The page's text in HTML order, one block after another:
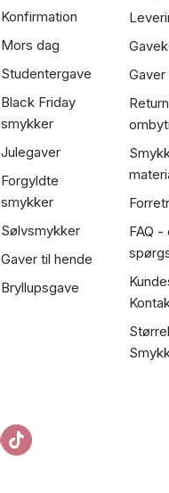
Konfirmation
Mors dag
Studentergave
Black Friday
smykker
Julegaver
Forgyldte
smykker
Sølvsmykker
Gaver til hende
Bryllupsgave
FAQ